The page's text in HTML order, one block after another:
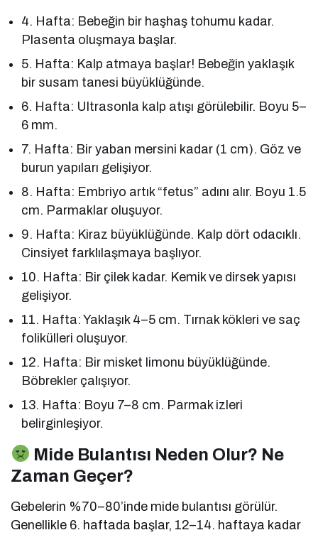
4. Hafta: Bebeğin bir haşhaş tohumu kadar.
Plasenta oluşmaya başlar.
5. Hafta: Kalp atmaya başlar! Bebeğin yaklaşık
bir susam tanesi büyüklüğünde.
6. Hafta: Ultrasonla kalp atışı görülebilir. Boyu 5–
6 mm.
7. Hafta: Bir yaban mersini kadar (1 cm). Göz ve
burun yapıları gelişiyor.
8. Hafta: Embriyo artık “fetus” adını alır. Boyu 1.5
cm. Parmaklar oluşuyor.
9. Hafta: Kiraz büyüklüğünde. Kalp dört odacıklı.
Cinsiyet farklılaşmaya başlıyor.
10. Hafta: Bir çilek kadar. Kemik ve dirsek yapısı
gelişiyor.
11. Hafta: Yaklaşık 4–5 cm. Tırnak kökleri ve saç
folikülleri oluşuyor.
12. Hafta: Bir misket limonu büyüklüğünde.
Böbrekler çalışıyor.
13. Hafta: Boyu 7–8 cm. Parmak izleri
belirginleşiyor.
Mide Bulantısı Neden Olur? Ne
Zaman Geçer?
Gebelerin %70–80’inde mide bulantısı görülür.
Genellikle 6. haftada başlar, 12–14. haftaya kadar